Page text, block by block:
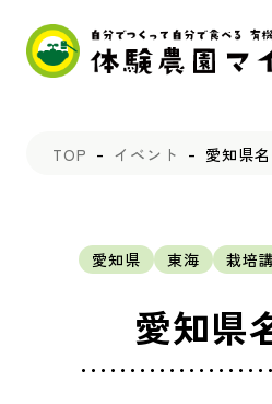
TOP イベント 愛知県
愛知県 東海 栽培
愛知県